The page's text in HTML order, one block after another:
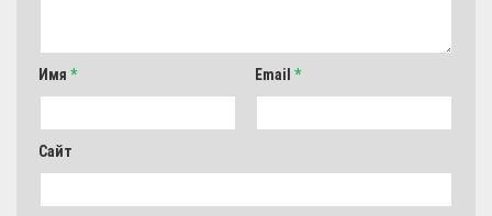
Имя * Email *
Сайт